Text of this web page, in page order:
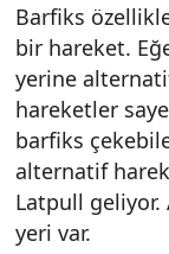
Barfiks
bir hareket.
yerine
hareketler
barfiks
alternatif
Latpull geliyor.
yeri var.